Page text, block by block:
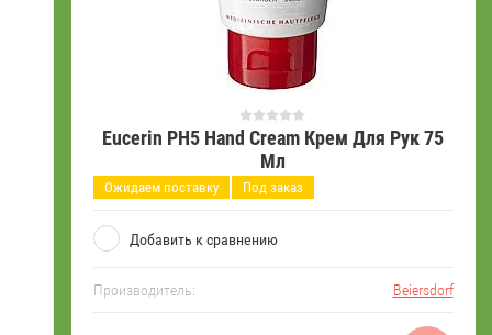
Eucerin PH5 Hand Cream Крем Для Рук 75
Мл
Ожидаем поставку Под заказ
Добавить к сравнению
Производитель: Beiersdorf